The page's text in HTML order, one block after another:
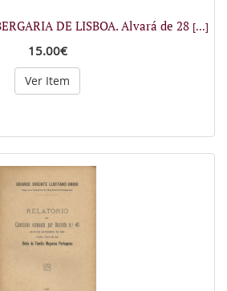
DE LISBOA. Alvará de 28 [...]
15.00€
Ver Item